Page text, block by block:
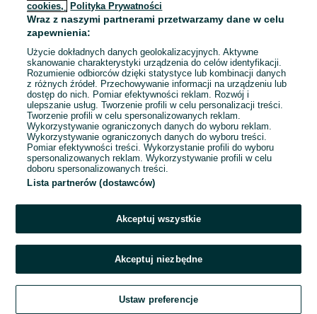
To ogłoszenie nie jest już dostępne
Przejdź na stronę główną
cookies,
Polityka Prywatności
Wraz z naszymi partnerami przetwarzamy dane w celu
zapewnienia:
Użycie dokładnych danych geolokalizacyjnych. Aktywne
skanowanie charakterystyki urządzenia do celów identyfikacji.
Rozumienie odbiorców dzięki statystyce lub kombinacji danych
z różnych źródeł. Przechowywanie informacji na urządzeniu lub
dostęp do nich. Pomiar efektywności reklam. Rozwój i
ulepszanie usług. Tworzenie profili w celu personalizacji treści.
Tworzenie profili w celu spersonalizowanych reklam.
Wykorzystywanie ograniczonych danych do wyboru reklam.
Wykorzystywanie ograniczonych danych do wyboru treści.
Pomiar efektywności treści. Wykorzystanie profili do wyboru
spersonalizowanych reklam. Wykorzystywanie profili w celu
doboru spersonalizowanych treści.
Lista partnerów (dostawców)
Akceptuj wszystkie
Akceptuj niezbędne
Ustaw preferencje